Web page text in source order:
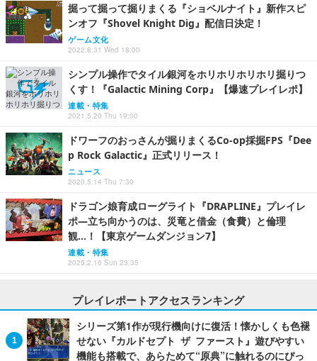
掘って掘って掘りまくる『ショベルナイト』新作スピ
ンオフ『Shovel Knight Dig』配信日決定！
ゲーム文化
2022.8.31 Wed 18:00
シンプル操作でタイル銀河をホリホリホリホリ掘りつ
くす！『Galactic Mining Corp』【爆速プレイレポ】
連載・特集
2021.5.20 Thu 19:00
ドワーフのおっさんが掘りまくるCo-op採掘FPS『Dee
p Rock Galactic』正式リリース！
ニュース
2020.5.14 Thu 7:30
ドラゴン娘育成ローグライト『DRAPLINE』プレイレ
ポ―立ち向かうのは、災竜と借金（食費）と倫理
観…！【東京ゲームダンジョン7】
連載・特集
2025.2.16 Sun 23:35
プレイレポートアクセスランキング
シリーズ第1作が現行機向けに復活！懐かしくも色褪
せない『カルドセプト ザ ファースト』遊びやすい
機能も搭載で、あらためて“原典”に触れるのにぴっ